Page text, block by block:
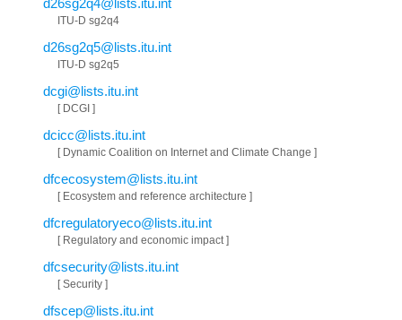
d26sg2q4@lists.itu.int
ITU-D sg2q4
d26sg2q5@lists.itu.int
ITU-D sg2q5
dcgi@lists.itu.int
[ DCGI ]
dcicc@lists.itu.int
[ Dynamic Coalition on Internet and Climate Change ]
dfcecosystem@lists.itu.int
[ Ecosystem and reference architecture ]
dfcregulatoryeco@lists.itu.int
[ Regulatory and economic impact ]
dfcsecurity@lists.itu.int
[ Security ]
dfscep@lists.itu.int